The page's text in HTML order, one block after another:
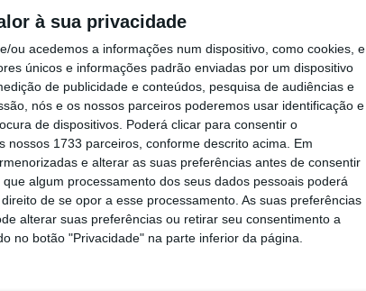
à sua privacidade
ou acedemos a informações num dispositivo, como cookies, e
únicos e informações padrão enviadas por um dispositivo
de publicidade e conteúdos, pesquisa de audiências e
nós e os nossos parceiros poderemos usar identificação e
de dispositivos. Poderá clicar para consentir o
1733 parceiros, conforme descrito acima. Em
e alterar as suas preferências antes de consentir
algum processamento dos seus dados pessoais poderá
de se opor a esse processamento. As suas preferências
alterar suas preferências ou retirar seu consentimento a
no botão "Privacidade" na parte inferior da página.
500 – já percebeu.
e são todas
vários mercados de todo o
motor: o Loncin KE500,
inversa do motor da